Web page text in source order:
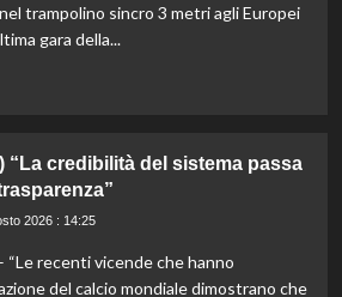
nel trampolino sincro 3 metri agli Europei
gara della...
“La credibilità del sistema passa
2026 : 14:25
“Le recenti vicende che hanno
del calcio mondiale dimostrano che